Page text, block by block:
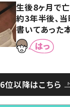
生後8ヶ月で
約3年半後、
書いてあった
6位以降はこちら